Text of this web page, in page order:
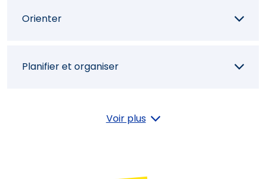
Orienter
Planifier et organiser
Orientation résultatsVoir plus